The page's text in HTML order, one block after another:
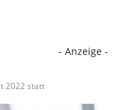
- Anzeige -
2022 statt